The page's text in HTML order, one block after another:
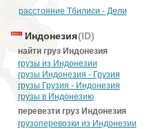
расстояние Тбилиси - Дели
Индонезия(ID)
найти груз Индонезия
грузы из Индонезии
грузы Индонезия - Грузия
грузы Грузия - Индонезия
грузы в Индонезию
перевезти груз Индонезия
грузоперевозки из Индонезии